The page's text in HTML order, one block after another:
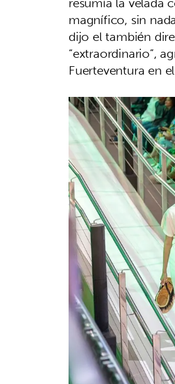
magnífico, sin
dijo el también
“extraordinario”,
Fuerteventura en